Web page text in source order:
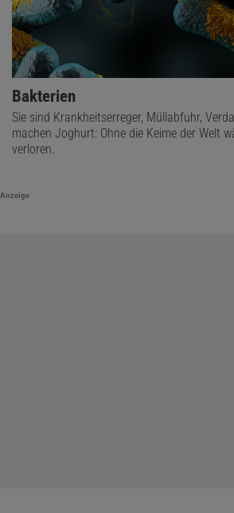
Bakterien
Sie sind Krankheitserreger, Müllabfuhr,
machen Joghurt: Ohne die Keime der Welt
verloren.
Anzeige